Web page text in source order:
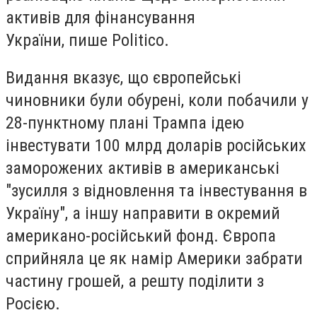
активів для фінансування
України, пише Politico.
Видання вказує, що європейські
чиновники були обурені, коли побачили у
28-пунктному плані Трампа ідею
інвестувати 100 млрд доларів російських
заморожених активів в американські
"зусилля з відновлення та інвестування в
Україну", а іншу направити в окремий
американо-російський фонд. Європа
сприйняла це як намір Америки забрати
частину грошей, а решту поділити з
Росією.